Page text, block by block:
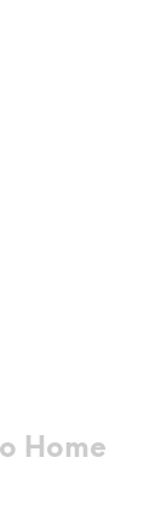
Home